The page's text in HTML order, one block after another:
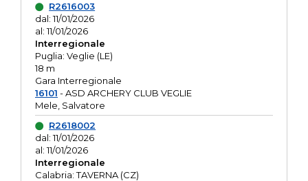
R2616003
dal: 11/01/2026
al: 11/01/2026
Interregionale
Puglia: Veglie (LE)
18 m
Gara Interregionale
16101 - ASD ARCHERY CLUB VEGLIE
Mele, Salvatore
R2618002
dal: 11/01/2026
al: 11/01/2026
Interregionale
Calabria: TAVERNA (CZ)